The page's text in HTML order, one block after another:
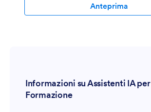
Anteprima
Informazioni su Assistenti IA per
Formazione